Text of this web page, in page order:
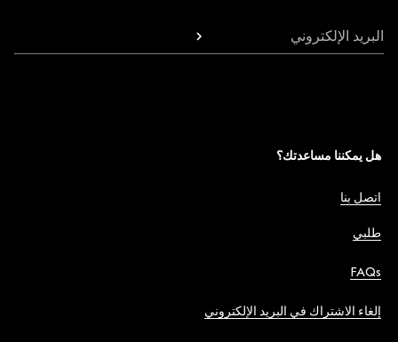
البريد الإلكتروني
هل يمكننا مساعدتك؟
اتصل بنا
طلبي
FAQs
إلغاء الاشتراك في البريد الإلكتروني